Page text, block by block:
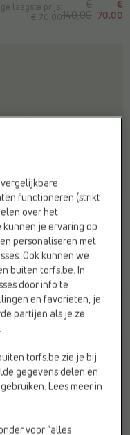
laagste prijs:
€ 70,00
€
140,00
€
70,00
SNEAKERS
laagste prijs:
€ 90,00
€
150,00 90,00
Lijm op waterbasis
zool:F - Normale voet
Roze
functioneren (strikt
over het
je ervaring op
personaliseren met
Ook kunnen we
buiten torfs.be. In
door info te
en favorieten, je
partijen als je ze
torfs.be zie je bij
gegevens delen en
Lees meer in
voor “alles